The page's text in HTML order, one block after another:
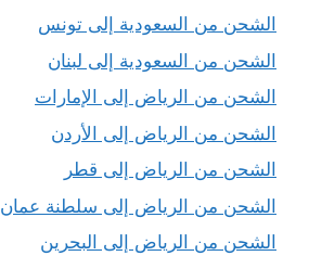
الشحن من السعودية إلى تونس
الشحن من السعودية إلى لبنان
الشحن من الرياض إلى الإمارات
الشحن من الرياض إلى الأردن
الشحن من الرياض إلى قطر
الشحن من الرياض إلى سلطنة عمان
الشحن من الرياض إلى البحرين